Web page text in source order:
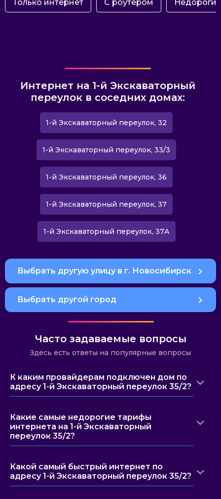
Только интернет С роутером Недорогие
Интернет на 1-й Экскаваторный
переулок в соседних домах:
1-й Экскаваторный переулок, 32
1-й Экскаваторный переулок, 33/3
1-й Экскаваторный переулок, 36
1-й Экскаваторный переулок, 37
1-й Экскаваторный переулок, 37А
Выбрать другую улицу в г. Новосибирск
Выбрать другой город
Часто задаваемые вопросы
Здесь есть ответы на популярные вопросы
К каким провайдерам подключен дом по
адресу 1-й Экскаваторный переулок 35/2?
Какие самые недорогие тарифы
интернета на 1-й Экскаваторный
переулок 35/2?
Какой самый быстрый интернет по
адресу 1-й Экскаваторный переулок 35/2?